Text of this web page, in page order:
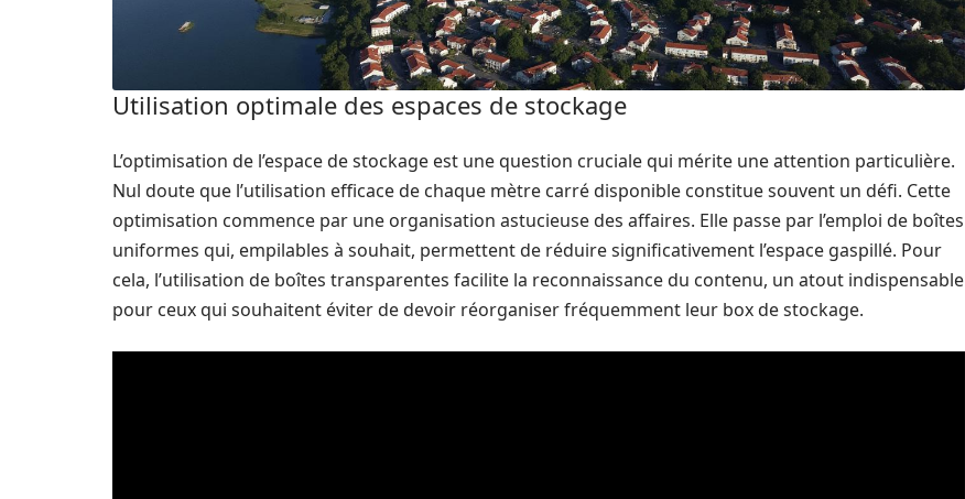
Utilisation optimale des espaces de stockage
L’optimisation de l’espace de stockage est une question cruciale qui mérite une attention particulière.
Nul doute que l’utilisation efficace de chaque mètre carré disponible constitue souvent un défi. Cette
optimisation commence par une organisation astucieuse des affaires. Elle passe par l’emploi de boîtes
uniformes qui, empilables à souhait, permettent de réduire significativement l’espace gaspillé. Pour
cela, l’utilisation de boîtes transparentes facilite la reconnaissance du contenu, un atout indispensable
pour ceux qui souhaitent éviter de devoir réorganiser fréquemment leur box de stockage.